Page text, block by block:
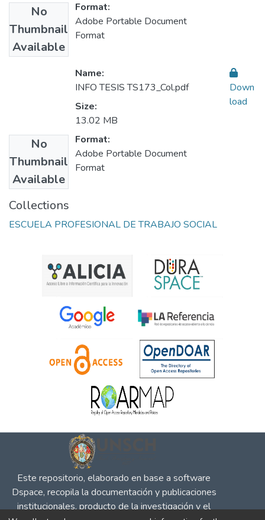
No
Thumbnail
Available
Format:
Adobe Portable Document
Format
No
Thumbnail
Available
Name:
INFO TESIS TS173_Col.pdf
Size:
13.02 MB
Format:
Adobe Portable Document
Format
Down
load
Collections
ESCUELA PROFESIONAL DE TRABAJO SOCIAL
Este repositorio, elaborado en base a software
Dspace, recopila la documentación y publicaciones
institucionales, producto de la investigación y el